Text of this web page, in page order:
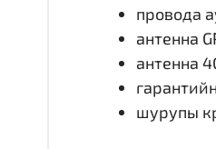
провода
антенна
антенна
шурупы